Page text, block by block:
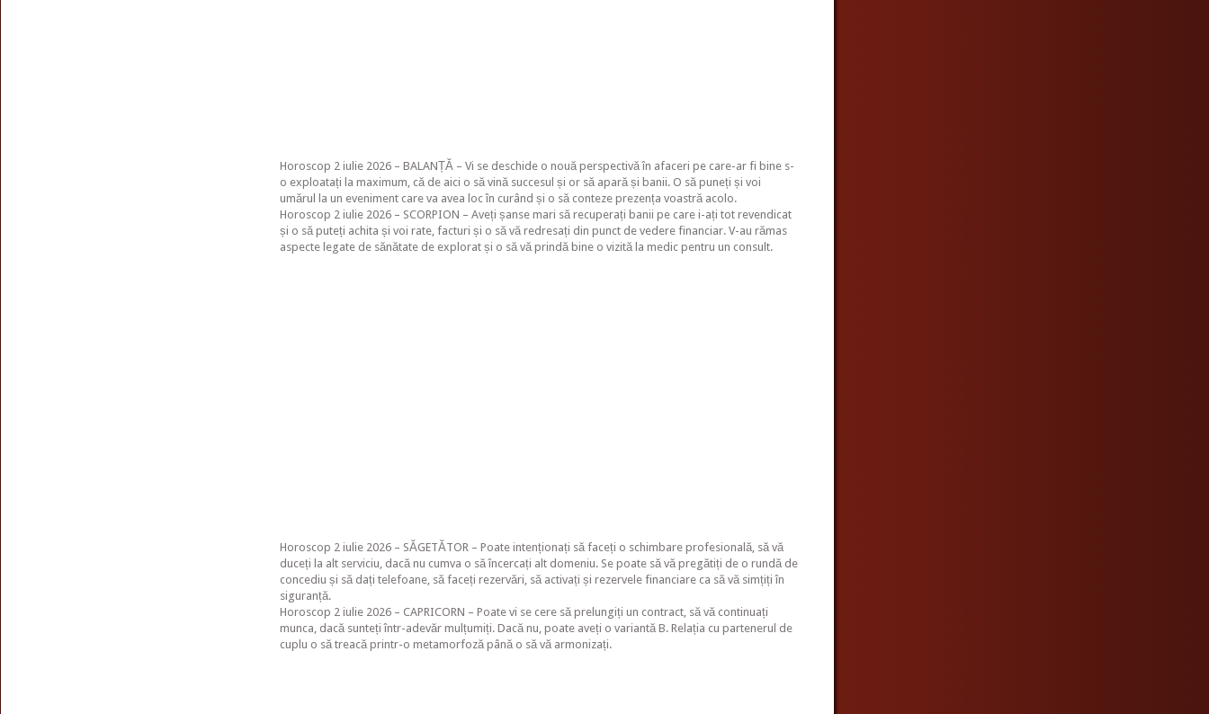
Horoscop 2 iulie 2026 – BALANȚĂ – Vi se deschide o nouă perspectivă în afaceri pe care-ar fi bine s-
o exploatați la maximum, că de aici o să vină succesul și or să apară și banii. O să puneți și voi
umărul la un eveniment care va avea loc în curând și o să conteze prezența voastră acolo.
Horoscop 2 iulie 2026 – SCORPION – Aveți șanse mari să recuperați banii pe care i-ați tot revendicat
și o să puteți achita și voi rate, facturi și o să vă redresați din punct de vedere financiar. V-au rămas
aspecte legate de sănătate de explorat și o să vă prindă bine o vizită la medic pentru un consult.
Horoscop 2 iulie 2026 – SĂGETĂTOR – Poate intenționați să faceți o schimbare profesională, să vă
duceți la alt serviciu, dacă nu cumva o să încercați alt domeniu. Se poate să vă pregătiți de o rundă de
concediu și să dați telefoane, să faceți rezervări, să activați și rezervele financiare ca să vă simțiți în
siguranță.
Horoscop 2 iulie 2026 – CAPRICORN – Poate vi se cere să prelungiți un contract, să vă continuați
munca, dacă sunteți într-adevăr mulțumiți. Dacă nu, poate aveți o variantă B. Relația cu partenerul de
cuplu o să treacă printr-o metamorfoză până o să vă armonizați.